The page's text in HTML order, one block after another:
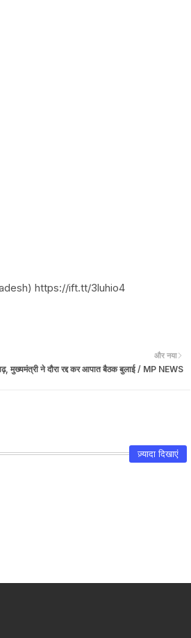
https://ift.tt/3luhio4
और नया
मुख्यमंत्री ने दौरा रद्द कर आपात बैठक बुलाई / MP NEWS
ज़्यादा दिखाएं